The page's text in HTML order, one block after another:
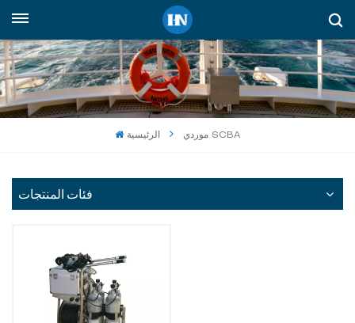
العربية
English
русский
الرئيسية موردي SCBA
فئات المنتجات